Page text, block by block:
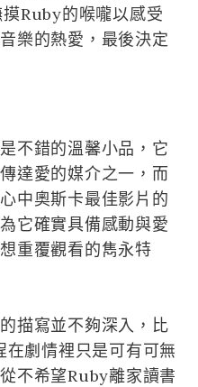
Ruby的喉嚨以感受
樂的熱愛，最後決定
不錯的溫馨小品，它
達愛的媒介之一，而
中奧斯卡最佳影片的
它確實具備感動與愛
重覆觀看的雋永特
描寫並不夠深入，比
劇情裡只是可有可無
不希望Ruby離家讀書